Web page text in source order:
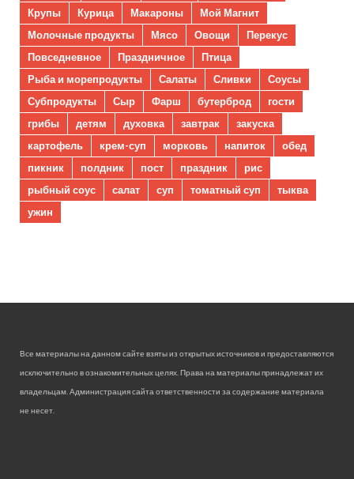
Крупы
Курица Макароны
Мой Магнит
Молочные продукты
Мясо Овощи
Перекус
Повседневное
Праздничное
Птица
Рыба и морепродукты
Салаты Сливки
Соусы
Субпродукты
Сыр Фарш бутерброд
гости
грибы
детям духовка завтрак
закуска
картофель
крем-суп морковь напиток
обед
пикник
полдник пост праздник
рис
рыбный соус
салат суп томатный суп
тыква
ужин
Все материалы на данном сайте взяты из открытых источников и предоставляются
исключительно в ознакомительных целях. Права на материалы принадлежат их
владельцам. Администрация сайта ответственности за содержание материала
не несет.